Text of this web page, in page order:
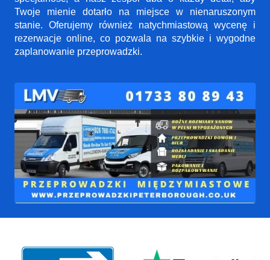
Twoje mienie dotarło na miejsce w nienaruszonym
stanie. Oferujemy również natychmiastową wycenę i
rezerwacje online, co pozwala na szybkie i wygodne
zaplanowanie przeprowadzki.